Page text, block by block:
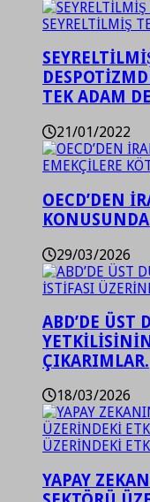
TEK ADAM
21/01/2022
OECD’DEN
29/03/2026
ABD’DE ÜST
ÇIKARIMLAR.
18/03/2026
YAPAY